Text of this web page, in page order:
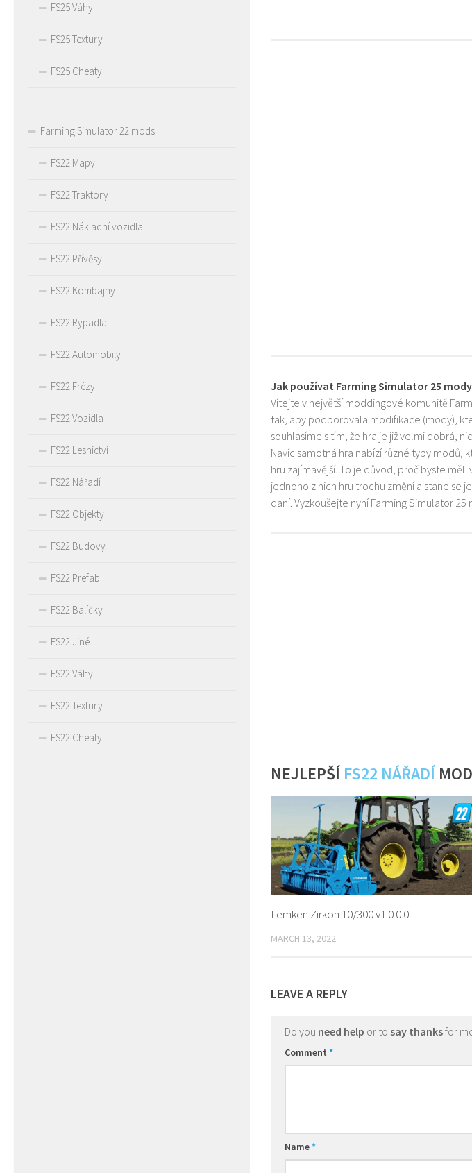
Jak používat Farming Simulator 25 mody
Vítejte v největší moddingové komunitě
tak, aby podporovala modifikace (mody),
souhlasíme s tím, že hra je již velmi dobrá,
Navíc samotná hra nabízí různé typy
hru zajímavější. To je důvod, proč byste
jednoho z nich hru trochu změní a stane se
daní. Vyzkoušejte nyní Farming Simulator
NEJLEPŠÍ FS22 NÁŘADÍ
Lemken Zirkon 10/300 v1.0.0.0
MARCH 13, 2022
LEAVE A REPLY
Do you need help or to say thanksfor
Comment *
Name*
FS25 Váhy
FS25 Textury
FS25 Cheaty
Farming Simulator 22 mods
FS22 Mapy
FS22 Traktory
FS22 Nákladní vozidla
FS22 Přívěsy
FS22 Kombajny
FS22 Rypadla
FS22 Automobily
FS22 Frézy
FS22 Vozidla
FS22 Lesnictví
FS22 Nářadí
FS22 Objekty
FS22 Budovy
FS22 Prefab
FS22 Balíčky
FS22 Jiné
FS22 Váhy
FS22 Textury
FS22 Cheaty